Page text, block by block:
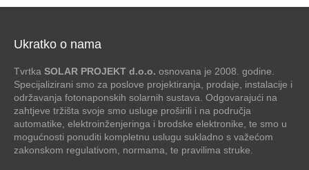
Ukratko o nama
Tvrtka SOLAR PROJEKT d.o.o. osnovana je 2008. godine.
Specijalizirani smo za poslove projektiranja, prodaje, instalacije i
održavanja fotonaponskih solarnih sustava. Odgovarajući na
zahtjeve tržišta svoje smo usluge proširili i na područja
automatike, elektroinženjeringa i brodske elektronike, te smo u
mogućnosti ponuditi kompletnu uslugu sukladno s važećom
zakonskom regulativom, normama, te pravilima struke.